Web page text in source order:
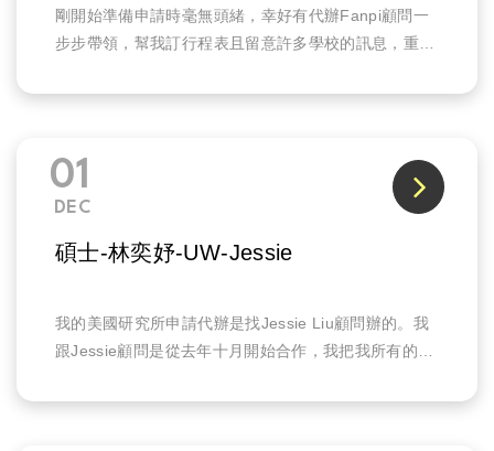
剛開始準備申請時毫無頭緒，幸好有代辦Fanpi顧問一
步步帶領，幫我訂行程表且留意許多學校的訊息，重點
01
DEC
碩士-林奕妤-UW-Jessie
我的美國研究所申請代辦是找Jessie Liu顧問辦的。我
跟Jessie顧問是從去年十月開始合作，我把我所有的成
快速的幫我整理出20所化工相關的研究所。同時，她請